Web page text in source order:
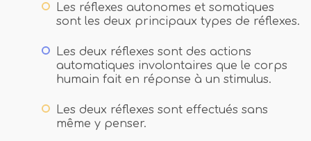
Les réflexes autonomes et somatiques
sont les deux principaux types de réflexes.
Les deux réflexes sont des actions
automatiques involontaires que le corps
humain fait en réponse à un stimulus.
Les deux réflexes sont effectués sans
même y penser.